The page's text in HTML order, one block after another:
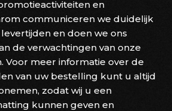
en
communiceren we duidelijk
en doen we ons
de verwachtingen van onze
Voor meer informatie over de
van uw bestelling kunt u altijd
zodat wij u een
kunnen geven en